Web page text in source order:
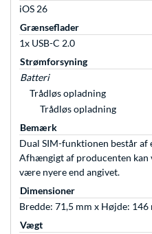
iOS 26
Grænseflader
1x USB-C 2.0
Strømforsyning
Batteri
Trådløs opladning
Trådløs opladning
Bemærk
Dual SIM-funktionen består af
Afhængigt af producenten kan
være nyere end angivet.
Dimensioner
Bredde: 71,5 mm x Højde:
Vægt